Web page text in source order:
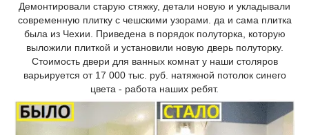
Демонтировали старую стяжку, детали новую и укладывали
современную плитку с чешскими узорами. да и сама плитка
была из Чехии. Приведена в порядок полуторка, которую
выложили плиткой и установили новую дверь полуторку.
Стоимость двери для ванных комнат у наши столяров
варьируется от 17 000 тыс. руб. натяжной потолок синего
цвета - работа наших ребят.